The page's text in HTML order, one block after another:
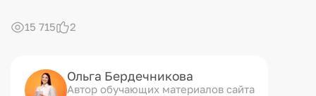
15 715 2
Ольга Бердечникова
Автор обучающих материалов сайта